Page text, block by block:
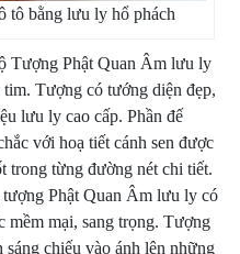
tô bằng lưu ly hổ phách
Tượng Phật Quan Âm lưu ly
Tượng có tướng diện đẹp,
lưu ly cao cấp. Phần đế
với hoạ tiết cánh sen được
trong từng đường nét chi tiết.
Phật Quan Âm lưu ly có
mềm mại, sang trọng. Tượng
chiếu vào ánh lên những